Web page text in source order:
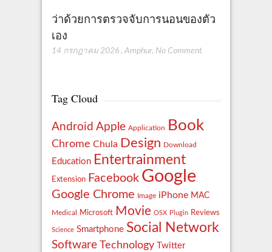
ว่าด้วยการตรวจจับการนอนของตัว
เอง
14 กรกฎาคม 2026 , Amphur, No Comment
Tag Cloud
Android Apple Application Book
Chrome Chula Design Download
Education Entertrainment
Extension Facebook Google
Google Chrome Image iPhone MAC
Medical Microsoft Movie OSX Plugin Reviews
Science Smartphone Social Network
Software Technology
Twitter